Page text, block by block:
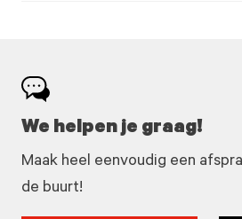
We helpen je graag!
Maak heel eenvoudig een
de buurt!